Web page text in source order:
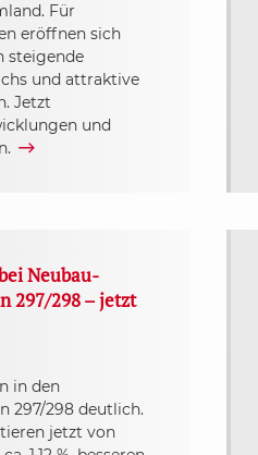
Für
eröffnen sich
steigende
und attraktive
Jetzt
und
Neubau-
297/298 – jetzt
in den
297/298 deutlich.
jetzt von